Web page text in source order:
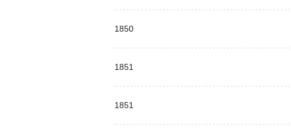
1850
1851
1851